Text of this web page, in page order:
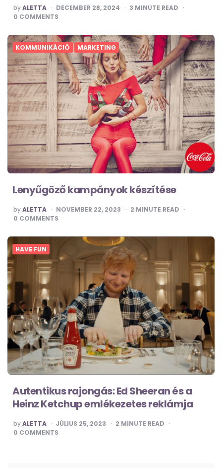
POSTED
BY
byALETTA DECEMBER 28, 2024 3 MINUTE READ
0 COMMENTS
KOMMUNIKÁCIÓ MARKETING
Lenyűgöző kampányok készítése
POSTED
BY
byALETTA NOVEMBER 22, 2023 2 MINUTE READ
0 COMMENTS
HAVE FUN
Autentikus rajongás: Ed Sheeran és a
Heinz Ketchup emlékezetes reklámja
POSTED
BY
byALETTA JÚLIUS 25, 2023 2 MINUTE READ
0 COMMENTS